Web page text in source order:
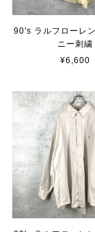
90's ラルフローレ
ニー刺繍
¥6,600